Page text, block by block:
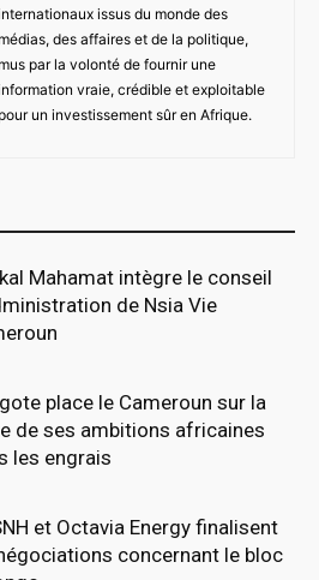
issus du monde des
médias, des affaires et de la politique,
mus par la volonté de fournir une
vraie, crédible et exploitable
pour un investissement sûr en Afrique.
Mahamat intègre le conseil
de Nsia Vie
place le Cameroun sur la
de ses ambitions africaines
les engrais
et Octavia Energy finalisent
concernant le bloc